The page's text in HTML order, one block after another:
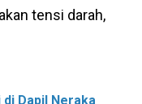
tensi darah,
Dapil Neraka